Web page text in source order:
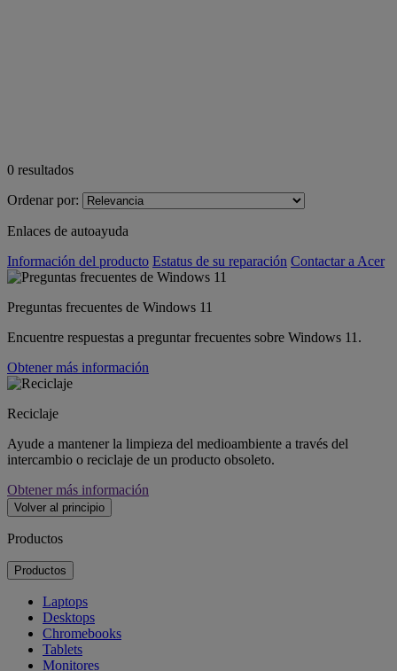
0 resultados
Ordenar por:
Enlaces de autoayuda
Información del producto Estatus de su reparación Contactar a Acer
Preguntas frecuentes de Windows 11
Encuentre respuestas a preguntar frecuentes sobre Windows 11.
Obtener más información
Reciclaje
Ayude a mantener la limpieza del medioambiente a través del
intercambio o reciclaje de un producto obsoleto.
Obtener más información
Volver al principio
Productos
Productos
Laptops
Desktops
Chromebooks
Tablets
Monitores